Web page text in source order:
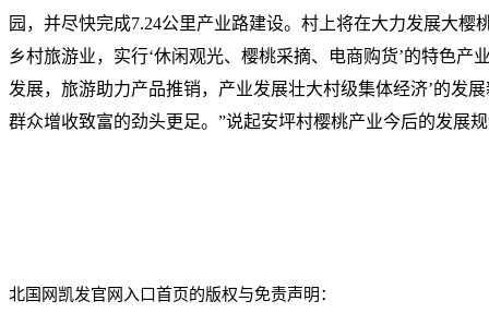
园，并尽快完成7.24公里产业路建设。村上将在大力发展大樱
乡村旅游业，实行‘休闲观光、樱桃采摘、电商购货’的特色产
发展，旅游助力产品推销，产业发展壮大村级集体经济’的发
群众增收致富的劲头更足。”说起安坪村樱桃产业今后的发展
北国网凯发官网入口首页的版权与免责声明：